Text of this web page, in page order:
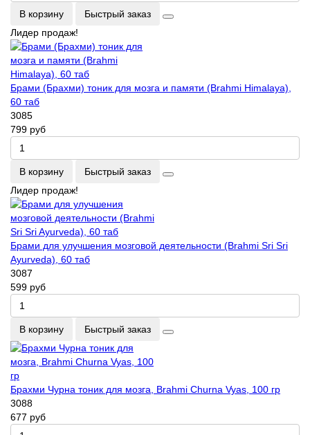
В корзину
Быстрый заказ
Лидер продаж!
Брами (Брахми) тоник для мозга и памяти (Brahmi Himalaya),
60 таб
3085
799 руб
В корзину
Быстрый заказ
Лидер продаж!
Брами для улучшения мозговой деятельности (Brahmi Sri Sri
Ayurveda), 60 таб
3087
599 руб
В корзину Быстрый заказ
Брахми Чурна тоник для мозга, Brahmi Churna Vyas, 100 гр
3088
677 руб